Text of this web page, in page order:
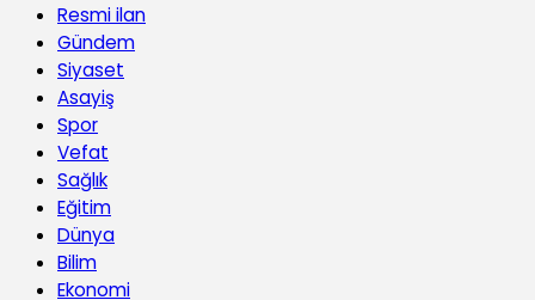
Resmi ilan
Gündem
Siyaset
Asayiş
Spor
Vefat
Sağlık
Eğitim
Dünya
Bilim
Ekonomi